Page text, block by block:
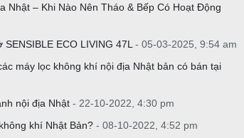
Nhật – Khi Nào Nên Tháo & Bếp Có Hoạt Động
ECO LIVING 47L - 05-03-2025, 9:54 am
máy lọc không khí nội địa Nhật bản có bán tại
nội địa Nhật - 22-10-2022, 4:30 pm
khí Nhật Bản? - 08-10-2022, 4:52 pm